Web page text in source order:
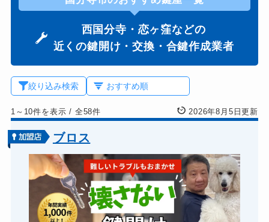
西国分寺・恋ヶ窪などの
近くの鍵開け・交換・合鍵作成業者
絞り込み検索
1～10件を表示/ 全58件 2026年8月5日更新
ブロス